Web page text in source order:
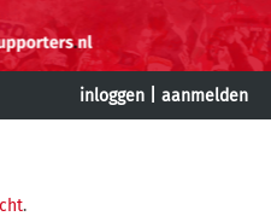
inloggen aanmelden
.